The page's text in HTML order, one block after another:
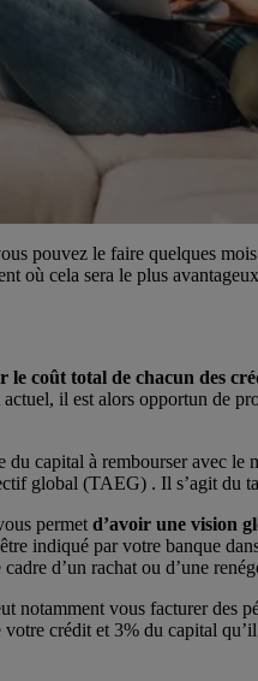
pouvez le faire quelques
où cela sera le plus
le coût total de chacun des
il est alors opportun de
capital à rembourser avec
global (TAEG) . Il s’agit du
permet d’avoir une vision
indiqué par votre banque
d’un rachat ou d’une
vous facturer des
crédit et 3% du capital